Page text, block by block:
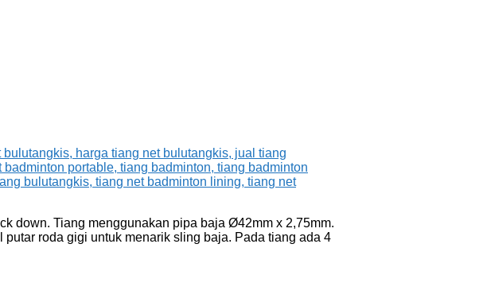
down. Tiang menggunakan pipa baja Ø42mm x 2,75mm.
roda gigi untuk menarik sling baja. Pada tiang ada 4